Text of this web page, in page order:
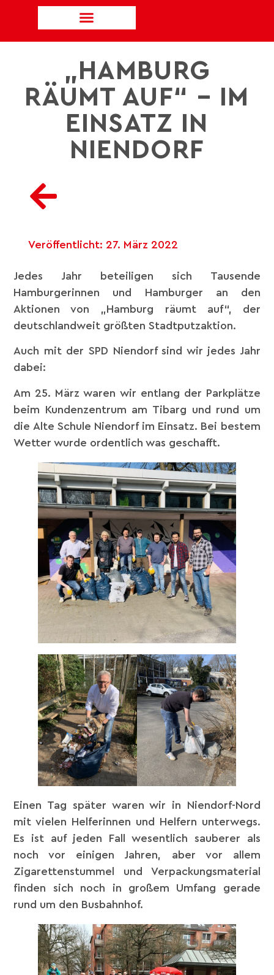
„HAMBURG
RÄUMT AUF“ – IM
EINSATZ IN
NIENDORF
Veröffentlicht: 27. März 2022
Jedes Jahr beteiligen sich Tausende
Hamburgerinnen und Hamburger an den
Aktionen von „Hamburg räumt auf“, der
deutschlandweit größten Stadtputzaktion.
Auch mit der SPD Niendorf sind wir jedes Jahr
dabei:
Am 25. März waren wir entlang der Parkplätze
beim Kundenzentrum am Tibarg und rund um
die Alte Schule Niendorf im Einsatz. Bei bestem
Wetter wurde ordentlich was geschafft.
Einen Tag später waren wir in Niendorf-Nord
mit vielen Helferinnen und Helfern unterwegs.
Es ist auf jeden Fall wesentlich sauberer als
noch vor einigen Jahren, aber vor allem
Zigarettenstummel und Verpackungsmaterial
finden sich noch in großem Umfang gerade
rund um den Busbahnhof.